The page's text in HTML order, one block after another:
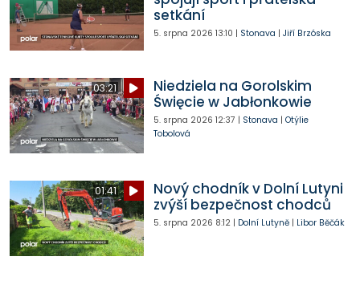
setkání
5. srpna 2026 13:10 | Stonava | Jiří Brzóska
03:21
Niedziela na Gorolskim
Święcie w Jabłonkowie
5. srpna 2026 12:37 | Stonava | Otýlie
Tobolová
01:41
Nový chodník v Dolní Lutyni
zvýší bezpečnost chodců
5. srpna 2026 8:12| Dolní Lutyně| Libor Běčák